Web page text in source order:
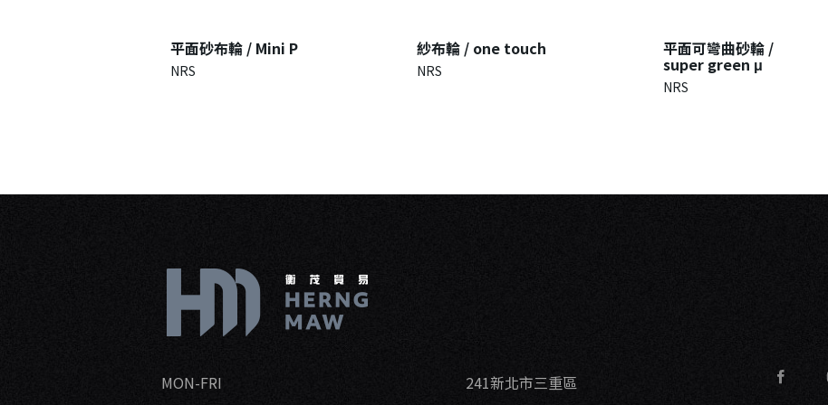
平面砂布輪 / Mini P
NRS
紗布輪 / one touch
NRS
平面可彎曲砂輪 /
super green μ
NRS
MON-FRI
241新北市三重區